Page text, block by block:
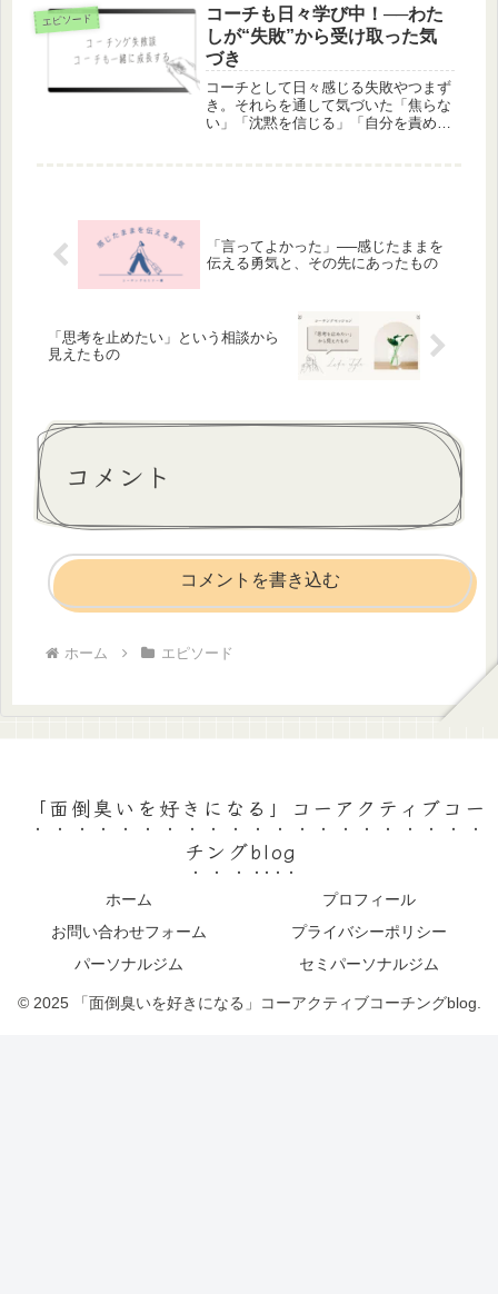
から“今日の気づき”の見つけ方を紹介
します。
エピソード
コーチも日々学び中！──わた
しが“失敗”から受け取った気
づき
コーチとして日々感じる失敗やつまず
き。それらを通して気づいた「焦らな
い」「沈黙を信じる」「自分を責めす
「言ってよかった」──感じたままを
伝える勇気と、その先にあったもの
「思考を止めたい」という相談から
見えたもの
コメント
コメントを書き込む
ホーム エピソード
「面倒臭いを好きになる」コーアクティブコー
チングblog
ホーム
プロフィール
お問い合わせフォーム
プライバシーポリシー
パーソナルジム
セミパーソナルジム
© 2025 「面倒臭いを好きになる」コーアクティブコーチングblog.